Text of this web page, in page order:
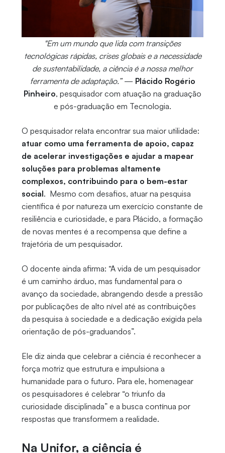
"Em um mundo que lida com transições
tecnológicas rápidas, crises globais e a necessidade
de sustentabilidade, a ciência é a nossa melhor
ferramenta de adaptação.”— Plácido Rogério
Pinheiro, pesquisador com atuação na graduação
e pós-graduação em Tecnologia.
O pesquisador relata encontrar sua maior utilidade:
atuar como uma ferramenta de apoio, capaz
de acelerar investigações e ajudar a mapear
soluções para problemas altamente
complexos, contribuindo para o bem-estar
social. Mesmo com desafios, atuar na pesquisa
científica é por natureza um exercício constante de
resiliência e curiosidade, e para Plácido, a formação
de novas mentes é a recompensa que define a
trajetória de um pesquisador.
O docente ainda afirma: “A vida de um pesquisador
é um caminho árduo, mas fundamental para o
avanço da sociedade, abrangendo desde a pressão
por publicações de alto nível até as contribuições
da pesquisa à sociedade e a dedicação exigida pela
orientação de pós-graduandos”.
Ele diz ainda que celebrar a ciência é reconhecer a
força motriz que estrutura e impulsiona a
humanidade para o futuro. Para ele, homenagear
os pesquisadores é celebrar “o triunfo da
curiosidade disciplinada” e a busca contínua por
respostas que transformem a realidade.
Na Unifor, a ciência é